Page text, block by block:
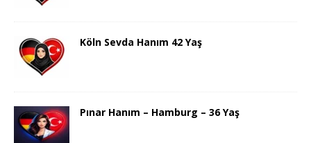
Köln Sevda Hanım 42 Yaş
Pınar Hanım – Hamburg – 36 Yaş